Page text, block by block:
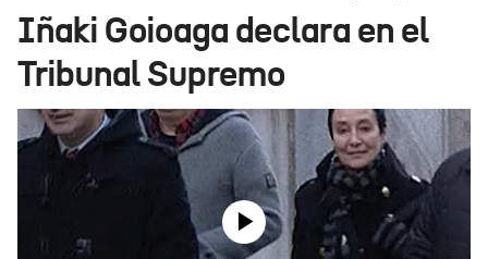
Ikusmiran
Eguraldia
Iñaki Goioaga declara en el
Tribunal Supremo